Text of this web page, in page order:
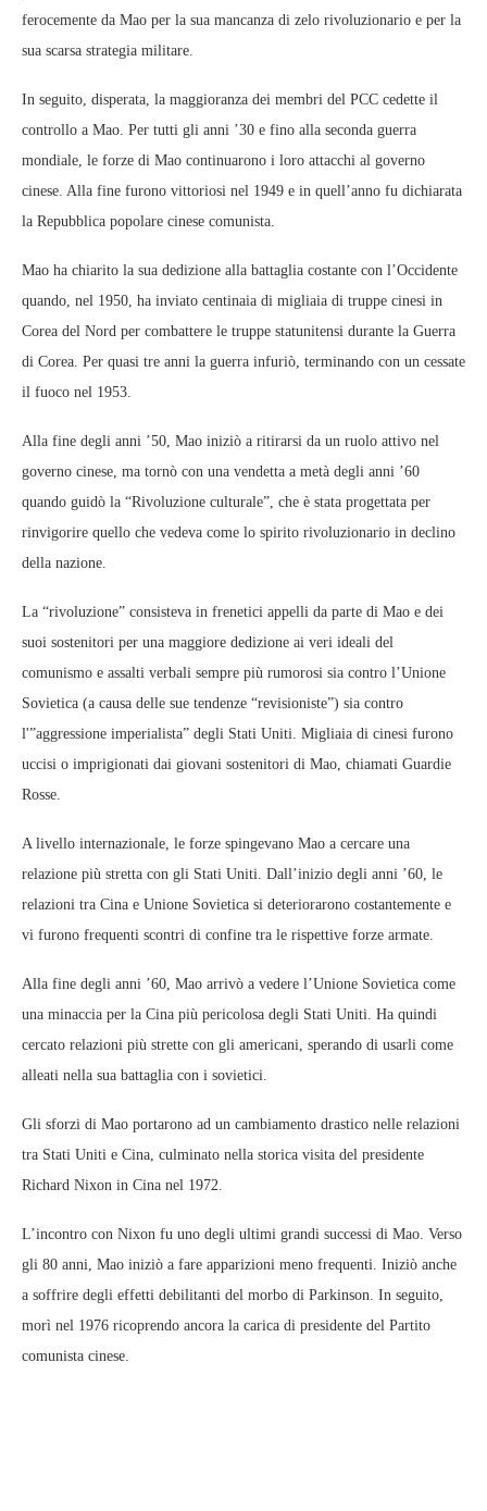
ferocemente da Mao per la sua mancanza di zelo rivoluzionario e per la
sua scarsa strategia militare.
In seguito, disperata, la maggioranza dei membri del PCC cedette il
controllo a Mao. Per tutti gli anni ’30 e fino alla seconda guerra
mondiale, le forze di Mao continuarono i loro attacchi al governo
cinese. Alla fine furono vittoriosi nel 1949 e in quell’anno fu dichiarata
la Repubblica popolare cinese comunista.
Mao ha chiarito la sua dedizione alla battaglia costante con l’Occidente
quando, nel 1950, ha inviato centinaia di migliaia di truppe cinesi in
Corea del Nord per combattere le truppe statunitensi durante la Guerra
di Corea. Per quasi tre anni la guerra infuriò, terminando con un cessate
il fuoco nel 1953.
Alla fine degli anni ’50, Mao iniziò a ritirarsi da un ruolo attivo nel
governo cinese, ma tornò con una vendetta a metà degli anni ’60
quando guidò la “Rivoluzione culturale”, che è stata progettata per
rinvigorire quello che vedeva come lo spirito rivoluzionario in declino
della nazione.
La “rivoluzione” consisteva in frenetici appelli da parte di Mao e dei
suoi sostenitori per una maggiore dedizione ai veri ideali del
comunismo e assalti verbali sempre più rumorosi sia contro l’Unione
Sovietica (a causa delle sue tendenze “revisioniste”) sia contro
l'”aggressione imperialista” degli Stati Uniti. Migliaia di cinesi furono
uccisi o imprigionati dai giovani sostenitori di Mao, chiamati Guardie
Rosse.
A livello internazionale, le forze spingevano Mao a cercare una
relazione più stretta con gli Stati Uniti. Dall’inizio degli anni ’60, le
relazioni tra Cina e Unione Sovietica si deteriorarono costantemente e
vi furono frequenti scontri di confine tra le rispettive forze armate.
Alla fine degli anni ’60, Mao arrivò a vedere l’Unione Sovietica come
una minaccia per la Cina più pericolosa degli Stati Uniti. Ha quindi
cercato relazioni più strette con gli americani, sperando di usarli come
alleati nella sua battaglia con i sovietici.
Gli sforzi di Mao portarono ad un cambiamento drastico nelle relazioni
tra Stati Uniti e Cina, culminato nella storica visita del presidente
Richard Nixon in Cina nel 1972.
L’incontro con Nixon fu uno degli ultimi grandi successi di Mao. Verso
gli 80 anni, Mao iniziò a fare apparizioni meno frequenti. Iniziò anche
a soffrire degli effetti debilitanti del morbo di Parkinson. In seguito,
morì nel 1976 ricoprendo ancora la carica di presidente del Partito
comunista cinese.